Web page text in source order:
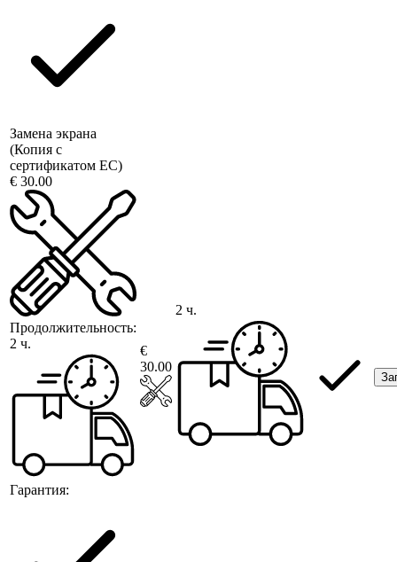
Замена экрана
(Копия с
сертификатом ЕС)
€ 30.00
Продолжительность:
2 ч.
Гарантия:
€
30.00
2 ч.